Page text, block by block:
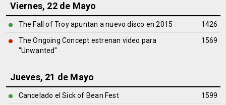
Viernes, 22 de Mayo
The Fall of Troy apuntan a nuevo disco en 2015
1426
The Ongoing Concept estrenan video para
"Unwanted"
1569
Jueves, 21 de Mayo
Cancelado el Sick of Bean Fest
1599